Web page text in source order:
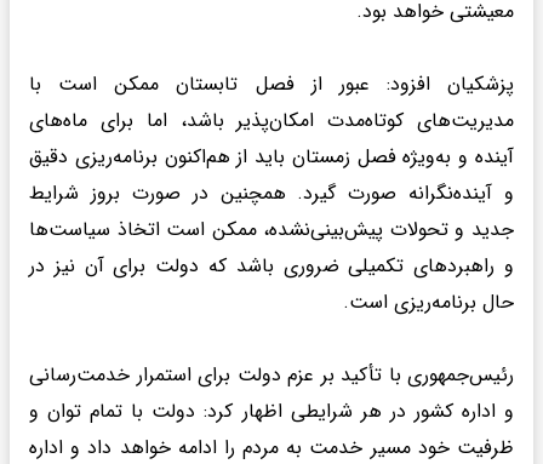
معیشتی خواهد بود.
پزشکیان افزود: عبور از فصل تابستان ممکن است با
مدیریت‌های کوتاه‌مدت امکان‌پذیر باشد، اما برای ماه‌های
آینده و به‌ویژه فصل زمستان باید از هم‌اکنون برنامه‌ریزی دقیق
و آینده‌نگرانه صورت گیرد. همچنین در صورت بروز شرایط
جدید و تحولات پیش‌بینی‌نشده، ممکن است اتخاذ سیاست‌ها
و راهبردهای تکمیلی ضروری باشد که دولت برای آن نیز در
حال برنامه‌ریزی است.
رئیس‌جمهوری با تأکید بر عزم دولت برای استمرار خدمت‌رسانی
و اداره کشور در هر شرایطی اظهار کرد: دولت با تمام توان و
ظرفیت خود مسیر خدمت به مردم را ادامه خواهد داد و اداره